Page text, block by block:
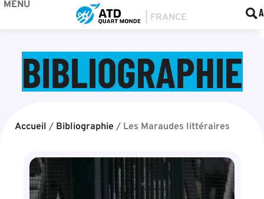
MENU
BIBLIOGRAPHIE
Accueil / Bibliographie / Les Maraudes littéraires